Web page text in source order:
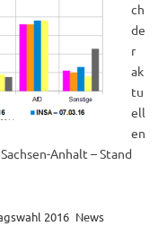
ch
de
r
ak
tu
ell
en
Anhalt – Stand
2016 News